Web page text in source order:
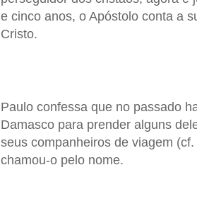
e cinco anos, o Apóstolo conta a
Cristo.
Paulo confessa que no passado
Damasco para prender alguns
seus companheiros de viagem
chamou-o pelo nome.